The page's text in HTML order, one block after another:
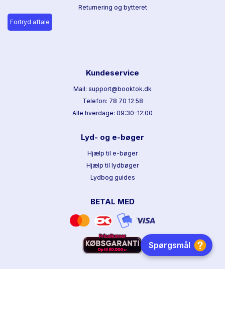
Returnering og bytteret
Fortryd aftale
Kundeservice
Mail: support@booktok.dk
Telefon: 78 70 12 58
Alle hverdage: 09:30-12:00
Lyd- og e-bøger
Hjælp til e-bøger
Hjælp til lydbøger
Lydbog guides
BETAL MED